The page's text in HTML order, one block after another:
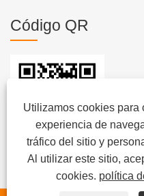
Utilizamos cookies para
experiencia de
tráfico del sitio y
Al utilizar este sitio,
cookies. política
Código QR